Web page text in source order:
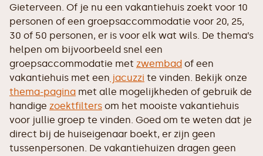
Gieterveen. Of je nu een vakantiehuis zoekt voor 10
personen of een groepsaccommodatie voor 20, 25,
30 of 50 personen, er is voor elk wat wils. De thema’s
helpen om bijvoorbeeld snel een
groepsaccommodatie met zwembad of een
vakantiehuis met een jacuzzi te vinden. Bekijk onze
thema-pagina met alle mogelijkheden of gebruik de
handige zoektfilters om het mooiste vakantiehuis
voor jullie groep te vinden. Goed om te weten dat je
direct bij de huiseigenaar boekt, er zijn geen
tussenpersonen. De vakantiehuizen dragen geen